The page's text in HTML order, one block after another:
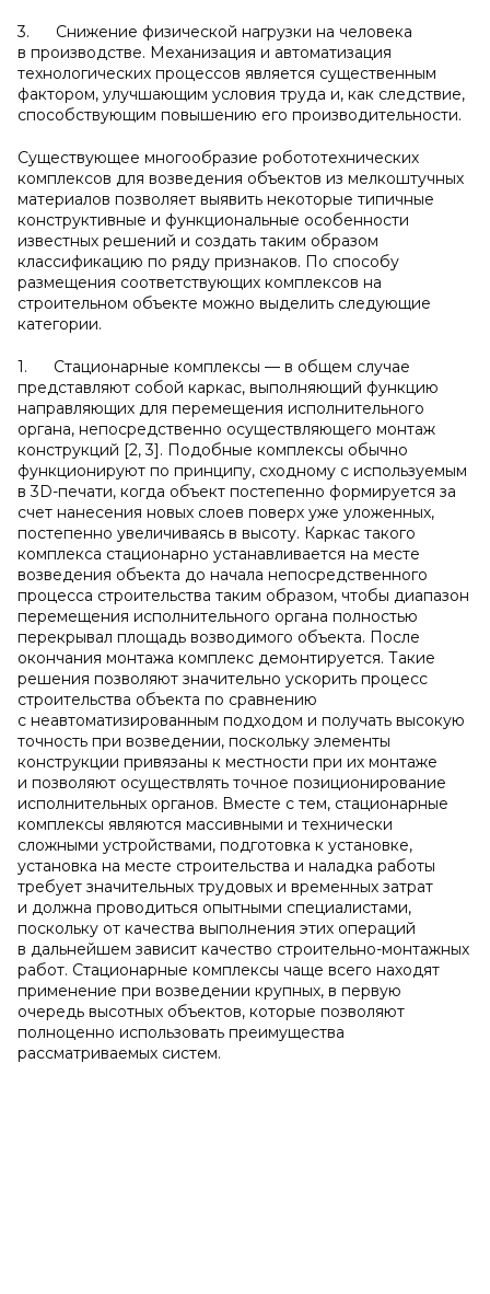
3. Снижение физической нагрузки на человека
в производстве. Механизация и автоматизация
технологических процессов является существенным
фактором, улучшающим условия труда и, как следствие,
способствующим повышению его производительности.
Существующее многообразие робототехнических
комплексов для возведения объектов из мелкоштучных
материалов позволяет выявить некоторые типичные
конструктивные и функциональные особенности
известных решений и создать таким образом
классификацию по ряду признаков. По способу
размещения соответствующих комплексов на
строительном объекте можно выделить следующие
категории.
1. Стационарные комплексы — в общем случае
представляют собой каркас, выполняющий функцию
направляющих для перемещения исполнительного
органа, непосредственно осуществляющего монтаж
конструкций [2, 3]. Подобные комплексы обычно
функционируют по принципу, сходному с используемым
в 3D-печати, когда объект постепенно формируется за
счет нанесения новых слоев поверх уже уложенных,
постепенно увеличиваясь в высоту. Каркас такого
комплекса стационарно устанавливается на месте
возведения объекта до начала непосредственного
процесса строительства таким образом, чтобы диапазон
перемещения исполнительного органа полностью
перекрывал площадь возводимого объекта. После
окончания монтажа комплекс демонтируется. Такие
решения позволяют значительно ускорить процесс
строительства объекта по сравнению
с неавтоматизированным подходом и получать высокую
точность при возведении, поскольку элементы
конструкции привязаны к местности при их монтаже
и позволяют осуществлять точное позиционирование
исполнительных органов. Вместе с тем, стационарные
комплексы являются массивными и технически
сложными устройствами, подготовка к установке,
установка на месте строительства и наладка работы
требует значительных трудовых и временных затрат
и должна проводиться опытными специалистами,
поскольку от качества выполнения этих операций
в дальнейшем зависит качество строительно-монтажных
работ. Стационарные комплексы чаще всего находят
применение при возведении крупных, в первую
очередь высотных объектов, которые позволяют
полноценно использовать преимущества
рассматриваемых систем.